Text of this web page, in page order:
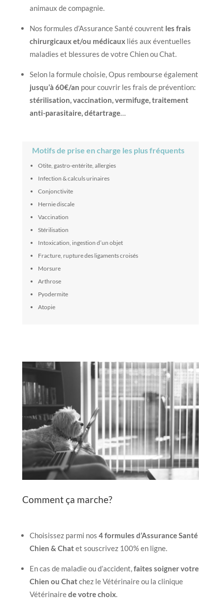
animaux de compagnie.
Nos formules d’Assurance Santé couvrent les frais
chirurgicaux et/ou médicauxliés aux éventuelles
maladies et blessures de votre Chien ou Chat.
Selon la formule choisie, Opus rembourse également
jusqu’à 60€/an pour couvrir les frais de prévention:
stérilisation, vaccination, vermifuge, traitement
anti-parasitaire, détartrage…
Motifs de prise en charge les plus fréquents
Otite, gastro-entérite, allergies
Infection & calculs urinaires
Conjonctivite
Hernie discale
Vaccination
Stérilisation
Intoxication, ingestion d’un objet
Fracture, rupture des ligaments croisés
Morsure
Arthrose
Pyodermite
Atopie
Comment ça marche?
Choisissez parmi nos 4 formules d’Assurance Santé
Chien & Chatet souscrivez 100% en ligne.
En cas de maladie ou d’accident,faites soigner votre
Chien ou Chatchez le Vétérinaire ou la clinique
Vétérinairede votre choix.